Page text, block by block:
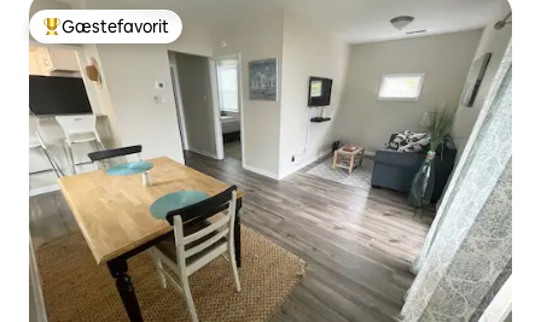
Bedste gæstefavorit
Gæstefavorit